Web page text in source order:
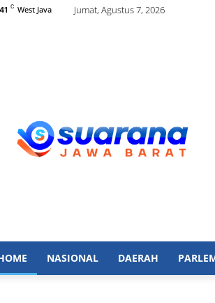
C West Java Jumat, Agustus 7, 2026
NASIONAL DAERAH